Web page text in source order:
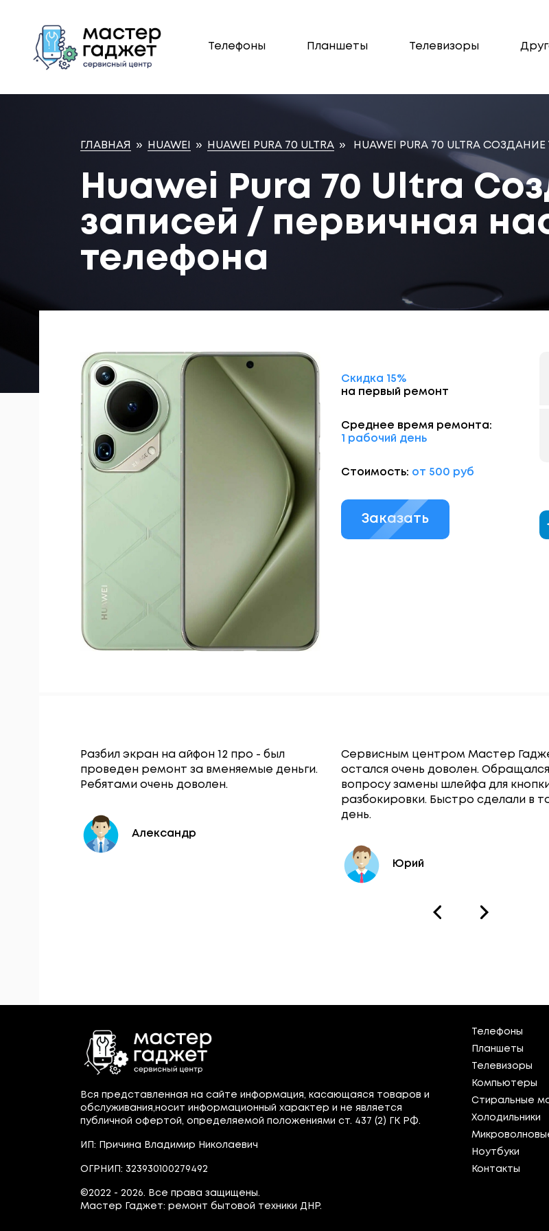
Телефоны Планшеты Телевизоры
ГЛАВНАЯ » HUAWEI » HUAWEI PURA 70 ULTRA » HUAWEI PURA 70 ULTRA
Huawei Pura 70 Ultra
записей / первичная
телефона
Скидка 15%
на первый ремонт
Среднее время ремонта:
1 рабочий день
Стоимость: от 500 руб
Заказать
Разбил экран на айфон 12 про - был
проведен ремонт за вменяемые деньги.
Ребятами очень доволен.
Александр
Сервисным центром Мастер
остался очень доволен.
вопросу замены шлейфа для
разбокировки. Быстро сделали в
день.
Юрий
Вся представленная на сайте информация, касающаяся товаров и
обслуживания,носит информационный характер и не является
публичной офертой, определяемой положениями ст. 437 (2) ГК РФ.
ИП: Причина Владимир Николаевич
ОГРНИП: 323930100279492
©2022 - 2026. Все права защищены.
Мастер Гаджет: ремонт бытовой техники ДНР.
Телефоны
Планшеты
Телевизоры
Компьютеры
Стиральные
Холодильники
Ноутбуки
Контакты